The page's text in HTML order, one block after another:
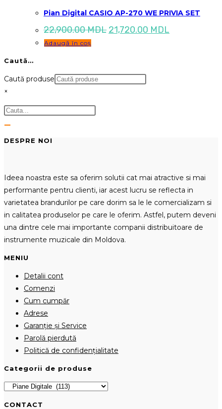
Pian Digital CASIO AP-270 WE PRIVIA SET
22,900.00MDL Prețul
inițial
21,720.00 MDL
curent
Adaugă în coș
Caută…
Caută produse
×
DESPRE NOI
Ideea noastra este sa oferim solutii cat mai atractive si mai
performante pentru clienti, iar acest lucru se reflecta in
varietatea brandurilor pe care dorim sa le le comercializam si
in calitatea produselor pe care le oferim. Astfel, putem deveni
una dintre cele mai importante companii distribuitoare de
instrumente muzicale din Moldova.
MENIU
Detalii cont
Comenzi
Cum cumpăr
Adrese
Garanție și Service
Parolă pierdută
Politică de confidențialitate
Categorii de produse
CONTACT